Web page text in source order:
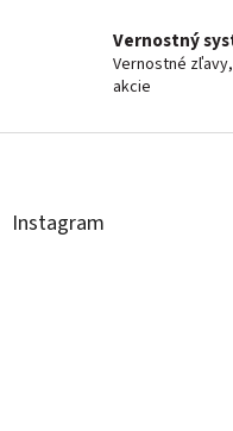
Vernostný
Vernostné
akcie
Z
Instagram